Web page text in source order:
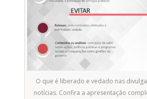
O que é liberado e vedado nas
notícias. Confira a apresentação